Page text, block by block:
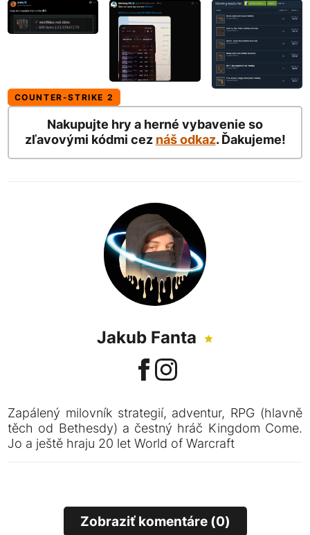
COUNTER-STRIKE 2
Nakupujte hry a herné vybavenie so
zľavovými kódmi cez náš odkaz. Ďakujeme!
Jakub Fanta
Zapálený milovník strategií, adventur, RPG (hlavně
těch od Bethesdy) a čestný hráč Kingdom Come.
Jo a ještě hraju 20 let World of Warcraft
Zobraziť komentáre (0)